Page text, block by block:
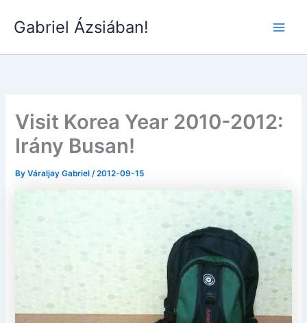
Gabriel Ázsiában!
Visit Korea Year 2010-2012:
Irány Busan!
ByVáraljay Gabriel/2012-09-15